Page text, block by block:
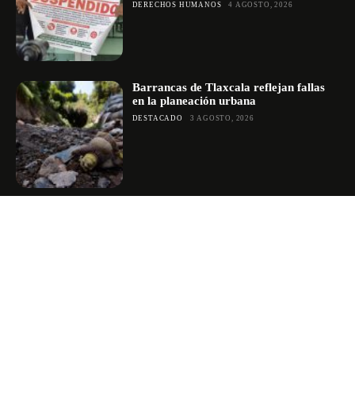
DERECHOS HUMANOS 4 AGOSTO, 2026
Barrancas de Tlaxcala reflejan fallas
en la planeación urbana
DESTACADO 3 AGOSTO, 2026